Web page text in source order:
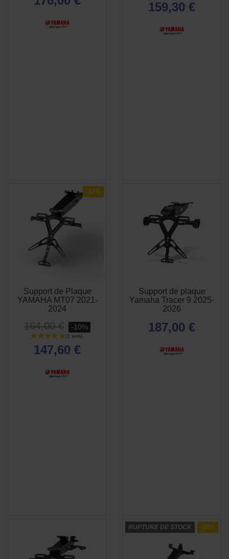
159,30 €
-10%
Support de Plaque
YAMAHA MT07 2021-
2024
164,00 € -10%
147,60 €
Support de plaque
Yamaha Tracer 9 2025-
2026
187,00 €
APERÇU
RAPIDE
-10%
RUPTURE DE STOCK
APERÇU
RAPIDE